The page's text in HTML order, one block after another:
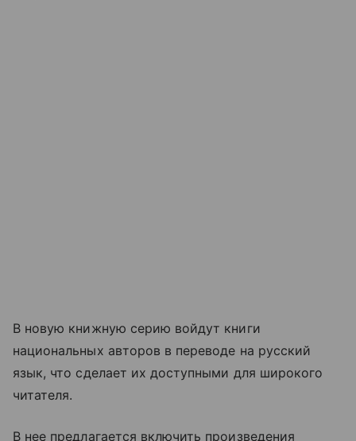
В новую книжную серию войдут книги
национальных авторов в переводе на русский
язык, что сделает их доступными для широкого
читателя.
В нее предлагается включить произведения